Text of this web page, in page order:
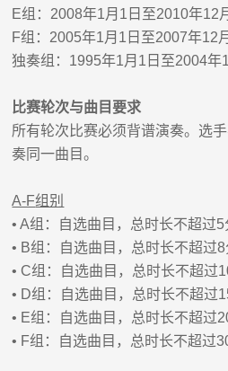
E组： 2008年1月 1 日至2010年12
F组： 2005年1月 1 日至2007年12
独奏组： 1995年1月 1 日至2004年
比赛轮次与曲目要求
所有轮次比赛必须背谱演奏。选
奏同一曲目。
A-F组别
• A组：自选曲目，总时长不超过5
• B组：自选曲目，总时长不超过8
• C组：自选曲目，总时长不超过
• D组：自选曲目，总时长不超过
• E组：自选曲目，总时长不超过
• F组：自选曲目，总时长不超过